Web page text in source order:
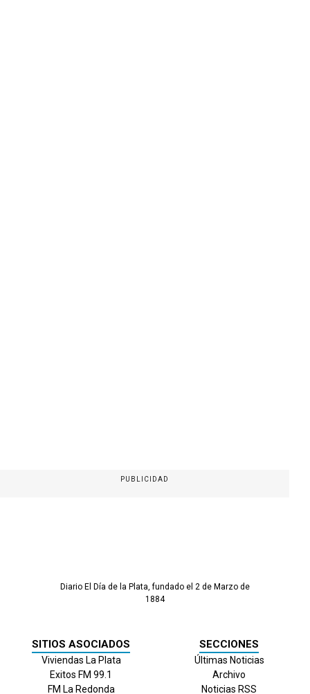
PUBLICIDAD
Diario El Día de la Plata, fundado el 2 de Marzo de
1884
SITIOS ASOCIADOS
Viviendas La Plata
Exitos FM 99.1
FM La Redonda
SECCIONES
Últimas Noticias
Archivo
Noticias RSS